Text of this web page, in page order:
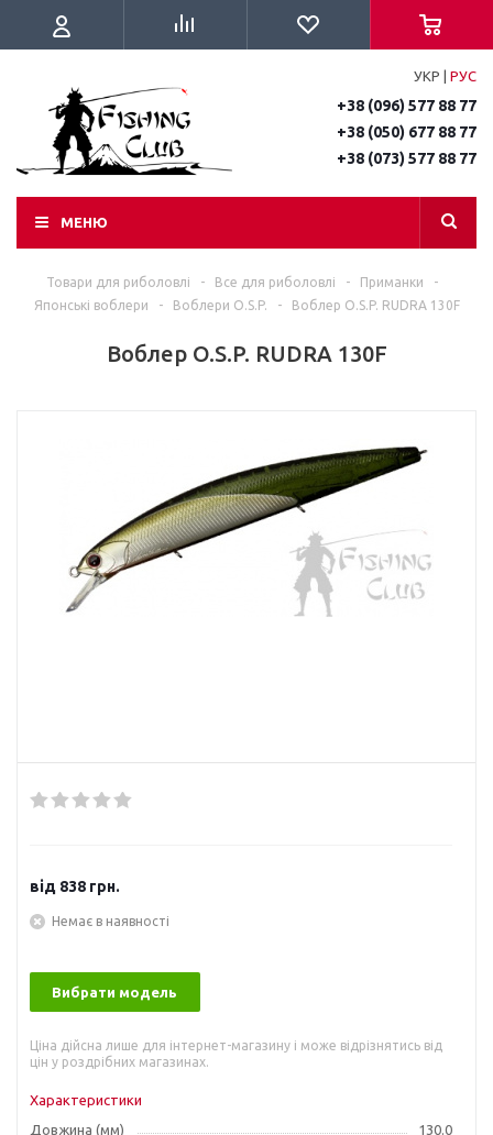
УКР РУС
+38 (096) 577 88 77
+38 (050) 677 88 77
+38 (073) 577 88 77
МЕНЮ
Товари для риболовлі - Все для риболовлі - Приманки
-
Японські воблери
- Воблери O.S.P. - Воблер O.S.P. RUDRA 130F
Воблер O.S.P. RUDRA 130F
від 838 грн.
Немає в наявності
Вибрати модель
Ціна дійсна лише для інтернет-магазину і може відрізнятись від
цін у роздрібних магазинах.
Характеристики
Довжина (мм)
130.0